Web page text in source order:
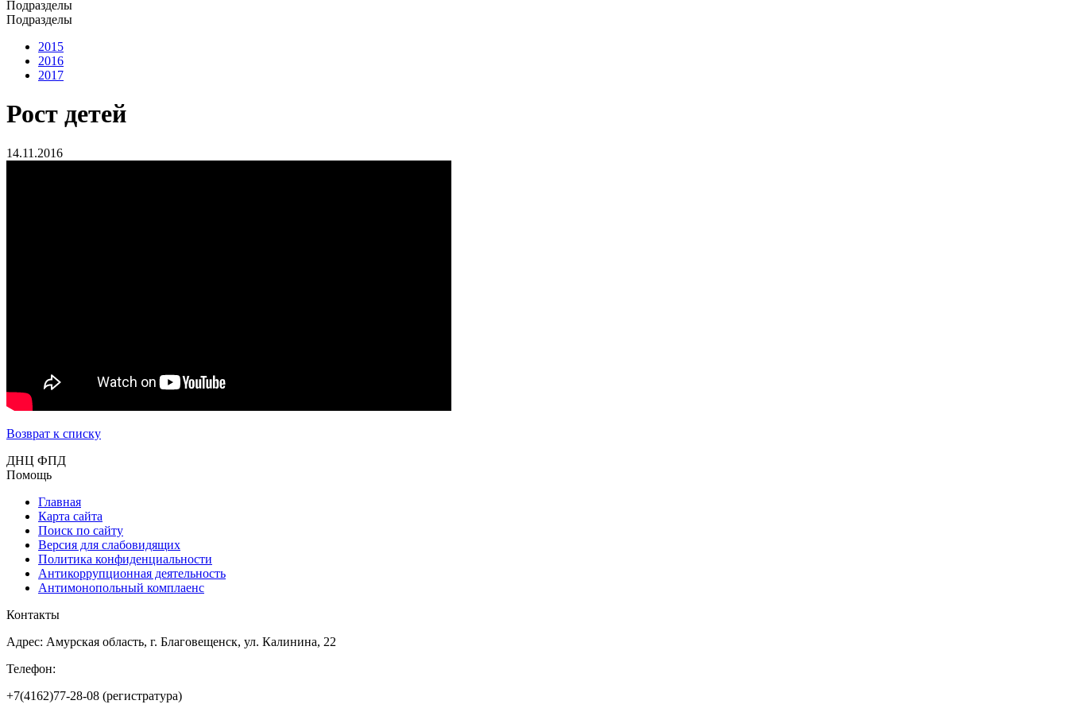
Подразделы
Подразделы
2015
2016
2017
Рост детей
14.11.2016
Возврат к списку
ДНЦ ФПД
Помощь
Главная
Карта сайта
Поиск по сайту
Версия для слабовидящих
Политика конфиденциальности
Антикоррупционная деятельность
Антимонопольный комплаенс
Контакты
Адрес: Амурская область, г. Благовещенск, ул. Калинина, 22
Телефон:
+7(4162)77-28-08 (регистратура)